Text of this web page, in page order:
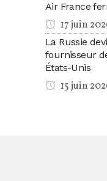
Air France
17 juin
La Russie
fournisseur
États-Unis
15 juin